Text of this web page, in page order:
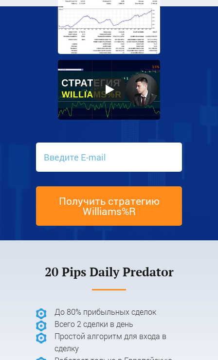
Получить стратегию
Williams%R
20 Pips Daily Predator
До 80% прибыльных сделок
Всего 2 сделки в день
Простой алгоритм для входа в
сделку